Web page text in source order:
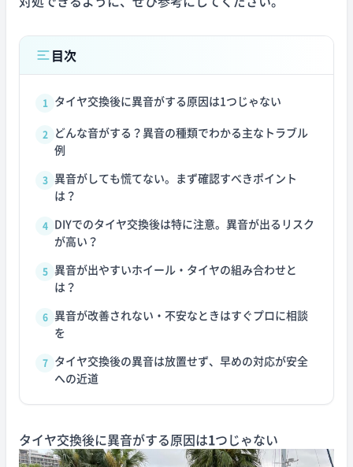
目次
1 タイヤ交換後に異音がする原因は1つじゃない
2 どんな音がする？異音の種類でわかる主なトラブル
例
3 異音がしても慌てない。まず確認すべきポイント
は？
4 DIYでのタイヤ交換後は特に注意。異音が出るリスク
が高い？
5 異音が出やすいホイール・タイヤの組み合わせと
は？
6 異音が改善されない・不安なときはすぐプロに相談
を
7 タイヤ交換後の異音は放置せず、早めの対応が安全
への近道
タイヤ交換後に異音がする原因は1つじゃない